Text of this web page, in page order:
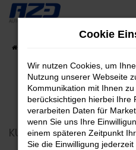
Zum
springen
KUNDENMEINUNGEN
Cookie
Wir nutzen Cookies, um
Nutzung unserer Webseite
Kommunikation mit Ihnen
berücksichtigen hierbei Ihre
verarbeiten Daten für
wenn Sie uns Ihre
einem späteren Zeitpunkt
Sie die Einwilligung